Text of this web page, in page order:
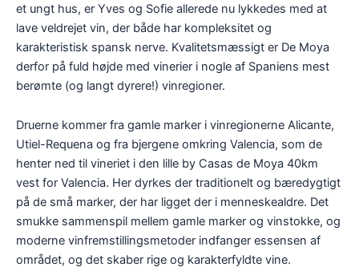
et ungt hus, er Yves og Sofie allerede nu lykkedes med at
lave veldrejet vin, der både har kompleksitet og
karakteristisk spansk nerve. Kvalitetsmæssigt er De Moya
derfor på fuld højde med vinerier i nogle af Spaniens mest
berømte (og langt dyrere!) vinregioner.
Druerne kommer fra gamle marker i vinregionerne Alicante,
Utiel-Requena og fra bjergene omkring Valencia, som de
henter ned til vineriet i den lille by Casas de Moya 40km
vest for Valencia. Her dyrkes der traditionelt og bæredygtigt
på de små marker, der har ligget der i menneskealdre. Det
smukke sammenspil mellem gamle marker og vinstokke, og
moderne vinfremstillingsmetoder indfanger essensen af
området, og det skaber rige og karakterfyldte vine.